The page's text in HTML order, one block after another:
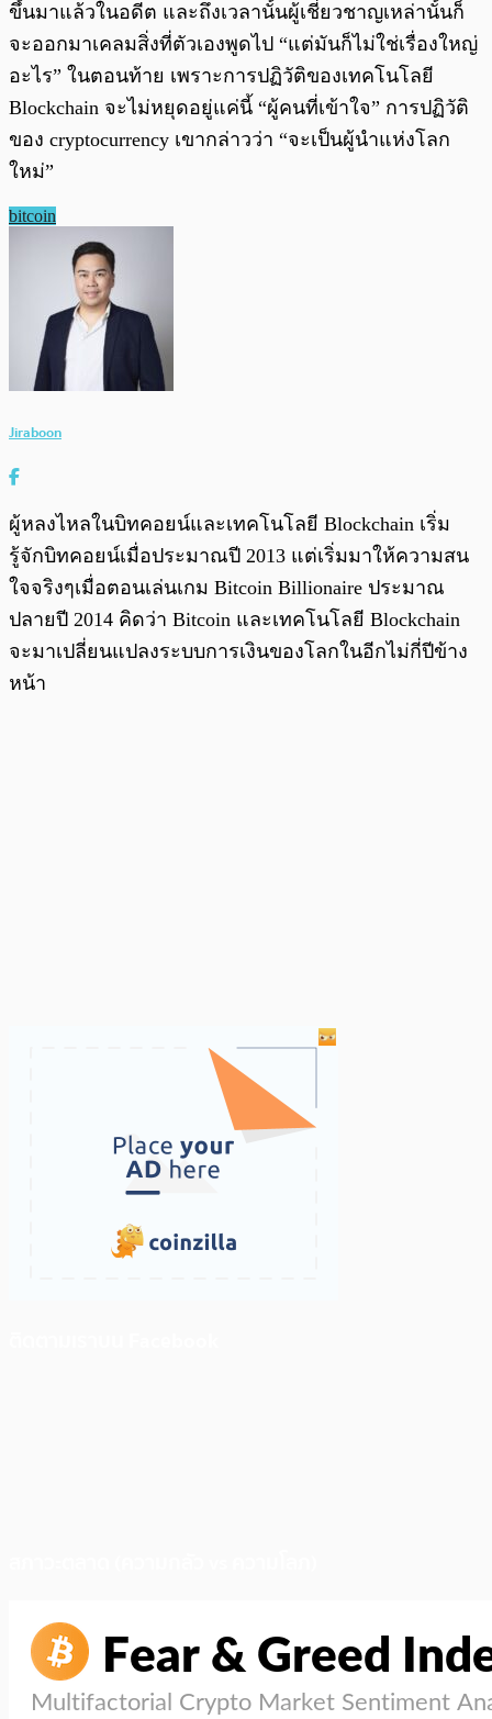
ขึ้นมาแล้วในอดีต และถึงเวลานั้นผู้เชี่ยวชาญเหล่านั้นก็
จะออกมาเคลมสิ่งที่ตัวเองพูดไป “แต่มันก็ไม่ใช่เรื่องใหญ่
อะไร” ในตอนท้าย เพราะการปฏิวัติของเทคโนโลยี
Blockchain จะไม่หยุดอยู่แค่นี้ “ผู้คนที่เข้าใจ” การปฏิวัติ
ของ cryptocurrency เขากล่าวว่า “จะเป็นผู้นำแห่งโลก
ใหม่”
bitcoin
Jiraboon
ผู้หลงไหลในบิทคอยน์และเทคโนโลยี Blockchain เริ่ม
รู้จักบิทคอยน์เมื่อประมาณปี 2013 แต่เริ่มมาให้ความสน
ใจจริงๆเมื่อตอนเล่นเกม Bitcoin Billionaire ประมาณ
ปลายปี 2014 คิดว่า Bitcoin และเทคโนโลยี Blockchain
จะมาเปลี่ยนแปลงระบบการเงินของโลกในอีกไม่กี่ปีข้าง
หน้า